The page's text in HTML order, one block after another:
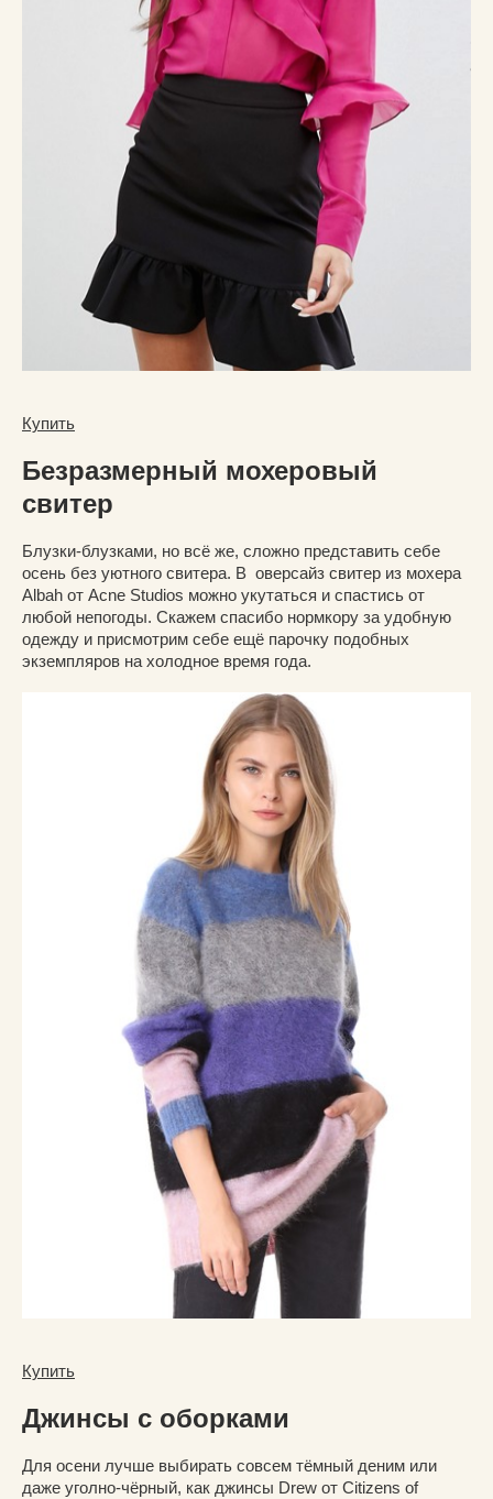
Купить
Безразмерный мохеровый
свитер
Блузки-блузками, но всё же, сложно представить себе
осень без уютного свитера. В оверсайз свитер из мохера
Albah от Acne Studios можно укутаться и спастись от
любой непогоды. Скажем спасибо нормкору за удобную
одежду и присмотрим себе ещё парочку подобных
экземпляров на холодное время года.
Купить
Джинсы с оборками
Для осени лучше выбирать совсем тёмный деним или
даже уголно-чёрный, как джинсы Drew от Citizens of